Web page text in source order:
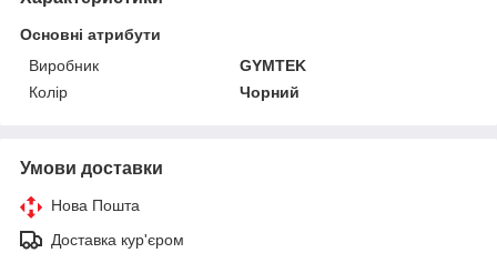
Основні атрибути
Виробник
GYMTEK
Колір
Чорний
Умови доставки
Нова Пошта
Доставка кур'єром